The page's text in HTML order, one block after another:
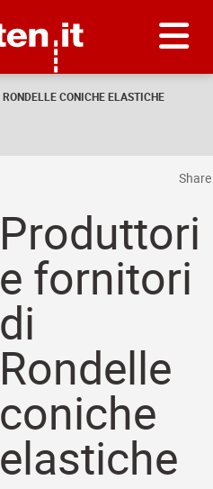
RONDELLE CONICHE ELASTICHE
Produttori
e fornitori
di
Rondelle
coniche
elastiche
Share